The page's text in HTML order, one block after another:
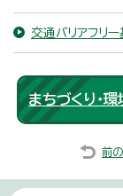
交通バリアフリ
まちづくり・環
前